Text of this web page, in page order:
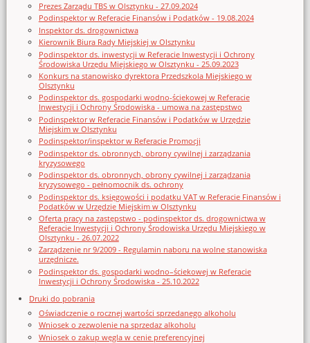
Prezes Zarządu TBS w Olsztynku - 27.09.2024
Podinspektor w Referacie Finansów i Podatków - 19.08.2024
Inspektor ds. drogownictwa
Kierownik Biura Rady Miejskiej w Olsztynku
Podinspektor ds. inwestycji w Referacie Inwestycji i Ochrony
Środowiska Urzędu Miejskiego w Olsztynku - 25.09.2023
Konkurs na stanowisko dyrektora Przedszkola Miejskiego w
Olsztynku
Podinspektor ds. gospodarki wodno-ściekowej w Referacie
Inwestycji i Ochrony Środowiska - umowa na zastępstwo
Podinspektor w Referacie Finansów i Podatków w Urzędzie
Miejskim w Olsztynku
Podinspektor/inspektor w Referacie Promocji
Podinspektor ds. obronnych, obrony cywilnej i zarządzania
kryzysowego
Podinspektor ds. obronnych, obrony cywilnej i zarządzania
kryzysowego - pełnomocnik ds. ochrony
Podinspektor ds. księgowości i podatku VAT w Referacie Finansów i
Podatków w Urzędzie Miejskim w Olsztynku
Oferta pracy na zastępstwo - podinspektor ds. drogownictwa w
Referacie Inwestycji i Ochrony Środowiska Urzędu Miejskiego w
Olsztynku - 26.07.2022
Zarządzenie nr 9/2009 - Regulamin naboru na wolne stanowiska
urzędnicze.
Podinspektor ds. gospodarki wodno–ściekowej w Referacie
Inwestycji i Ochrony Środowiska - 25.10.2022
Druki do pobrania
Oświadczenie o rocznej wartości sprzedanego alkoholu
Wniosek o zezwolenie na sprzedaz alkoholu
Wniosek o zakup węgla w cenie preferencyjnej